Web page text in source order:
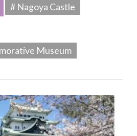
# Nagoya Castle
Museum